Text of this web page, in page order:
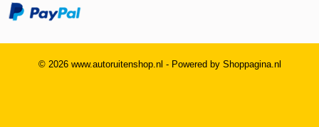
© 2026 www.autoruitenshop.nl - Powered by Shoppagina.nl